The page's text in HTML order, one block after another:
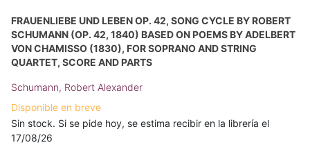
FRAUENLIEBE UND LEBEN OP. 42, SONG CYCLE BY ROBERT
SCHUMANN (OP. 42, 1840) BASED ON POEMS BY ADELBERT
VON CHAMISSO (1830), FOR SOPRANO AND STRING
QUARTET, SCORE AND PARTS
Schumann, Robert Alexander
Disponible en breve
Sin stock. Si se pide hoy, se estima recibir en la librería el
17/08/26